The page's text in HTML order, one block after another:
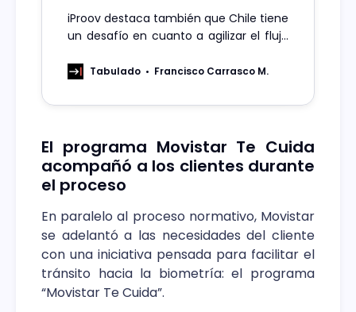
iProov destaca también que Chile tiene
un desafío en cuanto a agilizar el flujo
con la ayuda de esta tecnología.
Tabulado Francisco Carrasco M.
El programa Movistar Te Cuida
acompañó a los clientes durante
el proceso
En paralelo al proceso normativo, Movistar
se adelantó a las necesidades del cliente
con una iniciativa pensada para facilitar el
tránsito hacia la biometría: el programa
“Movistar Te Cuida”.